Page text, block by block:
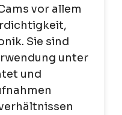
vor allem
Sie sind
unter
und